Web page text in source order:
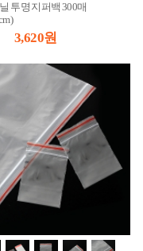
투명 지퍼백 300매
3,620 원